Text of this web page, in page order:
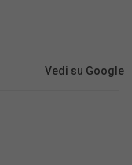
Vedi su Google